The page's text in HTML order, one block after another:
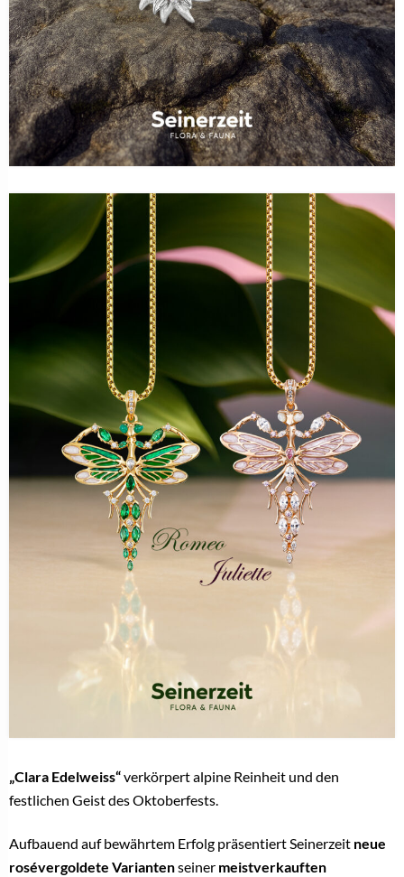
„Clara Edelweiss“verkörpert alpine Reinheit und den
festlichen Geist des Oktoberfests.
Aufbauend auf bewährtem Erfolg präsentiert Seinerzeit neue
rosévergoldete Variantenseiner meistverkauften